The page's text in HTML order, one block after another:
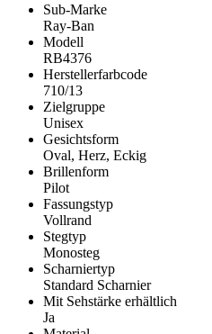
Sub-Marke
Ray-Ban
Modell
RB4376
Herstellerfarbcode
710/13
Zielgruppe
Unisex
Gesichtsform
Oval, Herz, Eckig
Brillenform
Pilot
Fassungstyp
Vollrand
Stegtyp
Monosteg
Scharniertyp
Standard Scharnier
Mit Sehstärke erhältlich
Ja